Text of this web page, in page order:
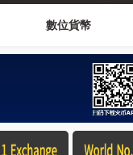
數位貨幣